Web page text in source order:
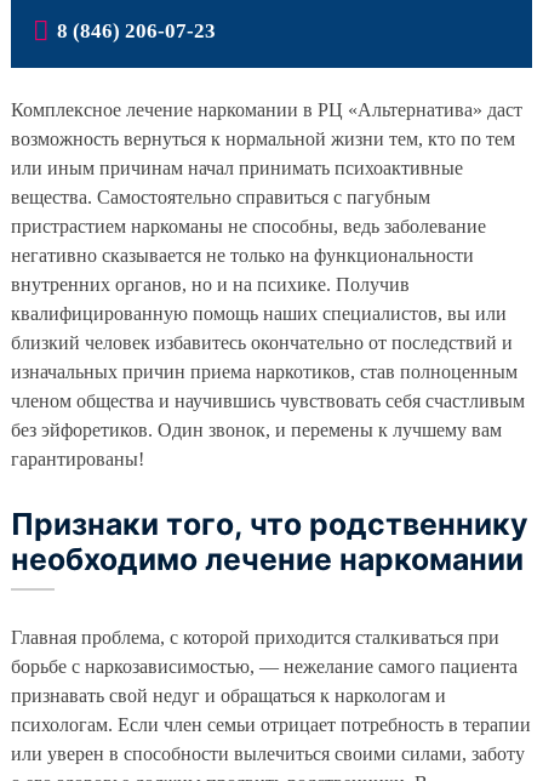
Отзывы8 (846) 206-07-23
Комплексное лечение наркомании в РЦ «Альтернатива» даст
возможность вернуться к нормальной жизни тем, кто по тем
или иным причинам начал принимать психоактивные
вещества. Самостоятельно справиться с пагубным
пристрастием наркоманы не способны, ведь заболевание
негативно сказывается не только на функциональности
внутренних органов, но и на психике. Получив
квалифицированную помощь наших специалистов, вы или
близкий человек избавитесь окончательно от последствий и
изначальных причин приема наркотиков, став полноценным
членом общества и научившись чувствовать себя счастливым
без эйфоретиков. Один звонок, и перемены к лучшему вам
гарантированы!
Признаки того, что родственнику
необходимо лечение наркомании
Главная проблема, с которой приходится сталкиваться при
борьбе с наркозависимостью, — нежелание самого пациента
признавать свой недуг и обращаться к наркологам и
психологам. Если член семьи отрицает потребность в терапии
или уверен в способности вылечиться своими силами, заботу